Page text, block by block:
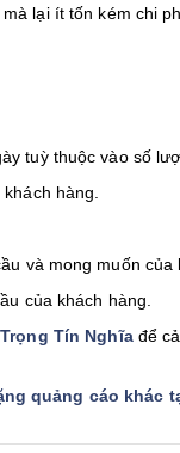
lại ít tốn kém chi
tuỳ thuộc vào số
hàng.
và mong muốn của
của khách hàng.
Tín Nghĩađể
quảng cáo khác